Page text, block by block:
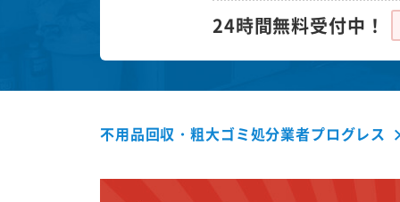
24時間無料受付中！
不用品回収・粗大ゴミ処分業者プログレス